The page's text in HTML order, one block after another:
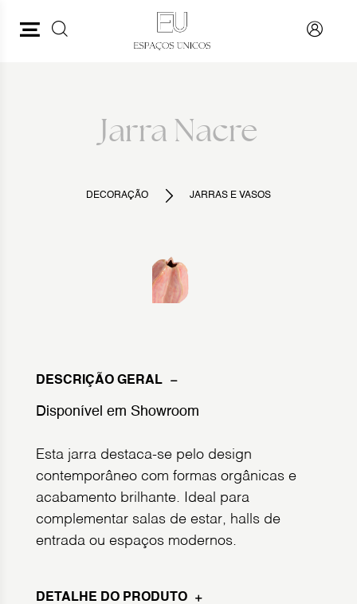
Jarra Nacre
DECORAÇÃO JARRAS E VASOS
DESCRIÇÃO GERAL
Disponível em Showroom
Esta jarra destaca-se pelo design
contemporâneo com formas orgânicas e
acabamento brilhante. Ideal para
complementar salas de estar, halls de
entrada ou espaços modernos.
DETALHE DO PRODUTO
PESQUISAR